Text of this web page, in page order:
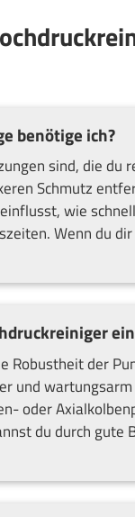
benötige ich?
sind, die
Schmutz
wie
Wenn du
der
und
oder
du durch gute